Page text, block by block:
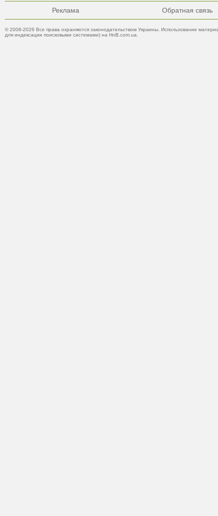
Реклама Обратная связь
© 2008-2026 Все права охраняются законодательством Украины. Использование
для индексации поисковыми системами) на HnB.com.ua.